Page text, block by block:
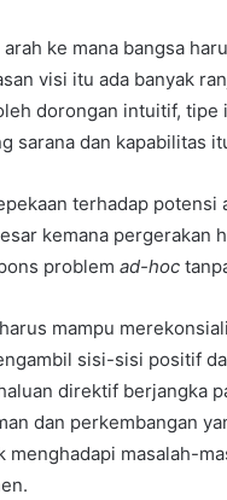
ke mana bangsa
visi itu ada banyak
dorongan intuitif,
sarana dan kapabilitas
terhadap
kemana pergerakan
problem ad-hoc
mampu
sisi-sisi positif
direktif berjangka
dan perkembangan
menghadapi masalah-